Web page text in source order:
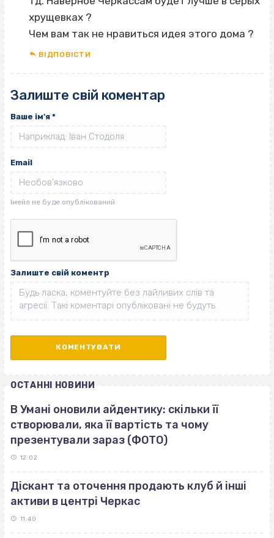
хрущевках ?
Чем вам так не нравиться идея этого дома ?
ВІДПОВІCТИ
Залиште свій коментар
Ваше ім'я *
Email
Залиште свій коментр
ОСТАННІ НОВИНИ
В Умані оновили айдентику: скільки її
створювали, яка її вартість та чому
презентували зараз (ФОТО)
12:02
Діскант та оточення продають клуб й інші
активи в центрі Черкас
11:40